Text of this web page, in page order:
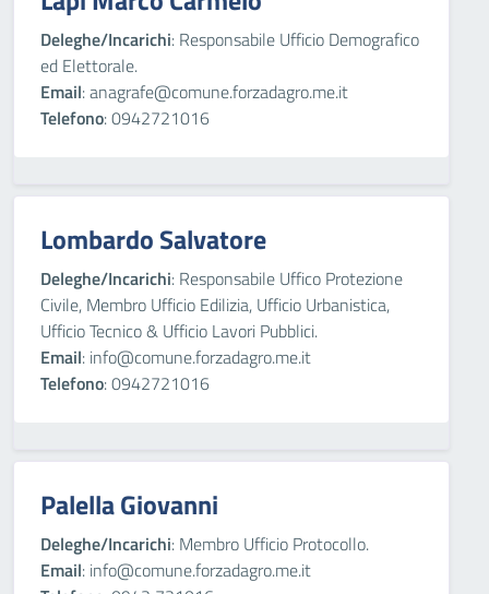
Deleghe/Incarichi: Responsabile Ufficio Demografico
ed Elettorale.
Email: anagrafe@comune.forzadagro.me.it
Telefono: 0942721016
Lombardo Salvatore
Deleghe/Incarichi: Responsabile Uffico Protezione
Civile, Membro Ufficio Edilizia, Ufficio Urbanistica,
Ufficio Tecnico & Ufficio Lavori Pubblici.
Email: info@comune.forzadagro.me.it
Telefono: 0942721016
Palella Giovanni
Deleghe/Incarichi: Membro Ufficio Protocollo.
Email: info@comune.forzadagro.me.it